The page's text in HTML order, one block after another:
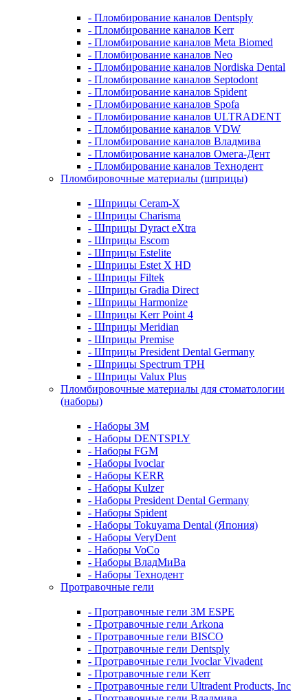
- Пломбирование каналов Dentsply
- Пломбирование каналов Kerr
- Пломбирование каналов Meta Biomed
- Пломбирование каналов Neo
- Пломбирование каналов Nordiska Dental
- Пломбирование каналов Septodont
- Пломбирование каналов Spident
- Пломбирование каналов Spofa
- Пломбирование каналов ULTRADENT
- Пломбирование каналов VDW
- Пломбирование каналов Владмива
- Пломбирование каналов Омега-Дент
- Пломбирование каналов Технодент
Пломбировочные материалы (шприцы)
- Шприцы Ceram-X
- Шприцы Charisma
- Шприцы Dyract eXtra
- Шприцы Escom
- Шприцы Estelite
- Шприцы Estet X HD
- Шприцы Filtek
- Шприцы Gradia Direct
- Шприцы Harmonize
- Шприцы Kerr Point 4
- Шприцы Meridian
- Шприцы Premise
- Шприцы President Dental Germany
- Шприцы Spectrum TPH
- Шприцы Valux Plus
Пломбировочные материалы для стоматологии
(наборы)
- Наборы 3М
- Наборы DENTSPLY
- Наборы FGM
- Наборы Ivoclar
- Наборы KERR
- Наборы Kulzer
- Наборы President Dental Germany
- Наборы Spident
- Наборы Tokuyama Dental (Япония)
- Наборы VeryDent
- Наборы VoCo
- Наборы ВладМиВа
- Наборы Технодент
Протравочные гели
- Протравочные гели 3М ESPE
- Протравочные гели Arkona
- Протравочные гели BISCO
- Протравочные гели Dentsply
- Протравочные гели Ivoclar Vivadent
- Протравочные гели Kerr
- Протравочные гели Ultradent Products, Inc